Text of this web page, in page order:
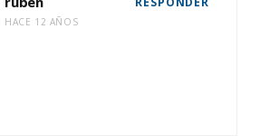
HACE 12 AÑOS